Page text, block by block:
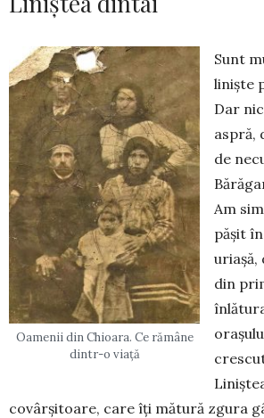
Oamenii din Chioara. Ce rămâne
dintr-o viață
Sunt
liniște
Dar
aspră,
de
Am
pășit
uriașă,
din
covârșitoare, care îți mătură zgura